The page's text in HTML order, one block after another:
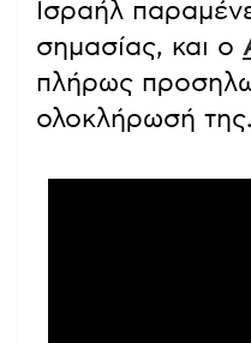
Ισραήλ
σημασίας, και ο
πλήρως
ολοκλήρωσή της.